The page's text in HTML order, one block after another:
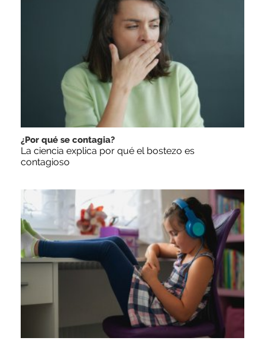
¿Por qué se contagia?
La ciencia explica por qué el bostezo es
contagioso